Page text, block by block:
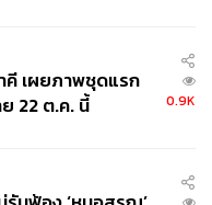
คี เผยภาพชุดแรก
22 ต.ค. นี้
0.9K